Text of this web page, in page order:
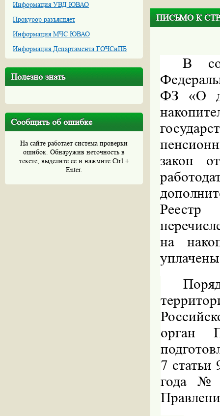
Информация УВД ЮВАО
Прокурор разъясняет
Информация МЧС ЮВАО
Информация Департамента ГОЧСиПБ
Полезно знать
Сообщить об ошибке
На сайте работает система проверки
ошибок. Обнаружив неточность в
тексте, выделите ее и нажмите Ctrl +
Enter.
ПИСЬМО К
В
ФЗ «О
закон
Реестр
на
орган
7 статьи
года №